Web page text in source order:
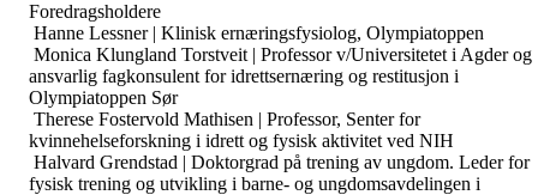
Foredragsholdere
Hanne Lessner | Klinisk ernæringsfysiolog, Olympiatoppen
Monica Klungland Torstveit | Professor v/Universitetet i Agder og
ansvarlig fagkonsulent for idrettsernæring og restitusjon i
Olympiatoppen Sør
Therese Fostervold Mathisen | Professor, Senter for
kvinnehelseforskning i idrett og fysisk aktivitet ved NIH
Halvard Grendstad | Doktorgrad på trening av ungdom. Leder for
fysisk trening og utvikling i barne- og ungdomsavdelingen i